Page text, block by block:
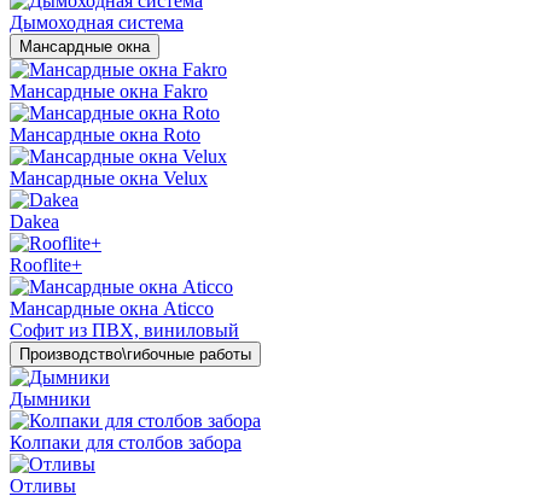
Дымоходная система
Мансардные окна
Мансардные окна Fakro
Мансардные окна Roto
Мансардные окна Velux
Dakea
Rooflite+
Мансардные окна Aticco
Софит из ПВХ, виниловый
Производство\гибочные работы
Дымники
Колпаки для столбов забора
Отливы